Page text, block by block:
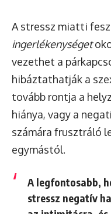
A stressz miatti
ingerlékenységet
vezethet a
hibáztathatják a
tovább rontja a
hiánya, vagy a
számára frusztráló
egymástól.
A legfontosabb,
stressz negatív